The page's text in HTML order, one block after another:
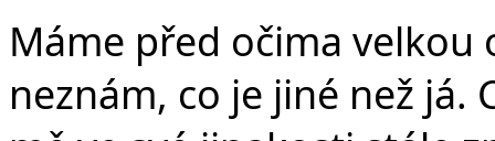
Máme před očima
neznám, co je jiné než já.